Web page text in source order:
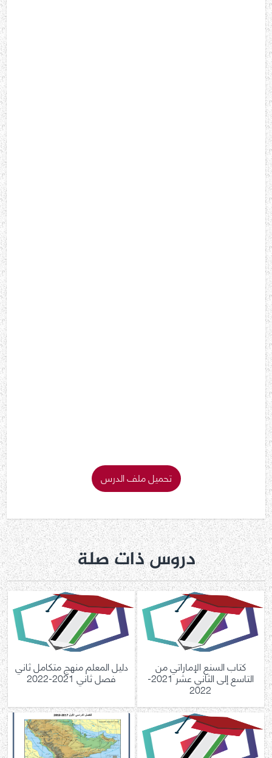
تحميل ملف الدرس
دروس ذات صلة
كتاب السنع الإماراتي من
التاسع إلى الثاني عشر 2021-
2022
دليل المعلم منهج متكامل ثاني
فصل ثاني 2021-2022